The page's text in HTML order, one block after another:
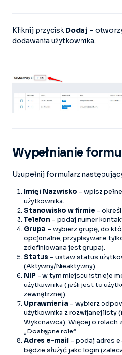
Kliknij przycisk Dodaj –
dodawania użytkownika.
Wypełnianie
Uzupełnij formularz
Imię i Nazwisko – wpisz
użytkownika.
Stanowisko w firmie –
Telefon – podaj numer
Grupa – wybierz grupę, do
opcjonalne, przypisywane
zdefiniowana jest grupa).
Status – ustaw status
(Aktywny/Nieaktywny).
NIP – w tym miejscu istnieje
użytkownika (jeśli jest to
zewnętrznej).
Uprawnienia – wybierz
użytkownika z rozwijanej listy
Wykonawca). Więcej o rolach
„Dostępne role”.
Adres e-mail – podaj adres
będzie służyć jako login